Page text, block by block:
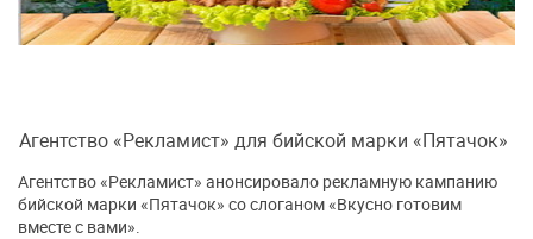
Агентство «Рекламист» для бийской марки «Пятачок»
Агентство «Рекламист» анонсировало рекламную кампанию
бийской марки «Пятачок» со слоганом «Вкусно готовим
вместе с вами».